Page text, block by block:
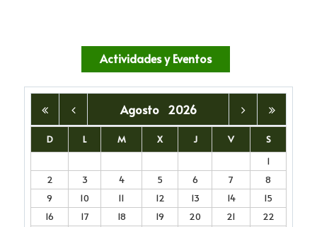
Actividades y Eventos
Agosto 2026
D L M X J V
S
1
2
3 4 5 6 7
8
9
10 11 12 13 14
15
16
17 18 19 20 21
22